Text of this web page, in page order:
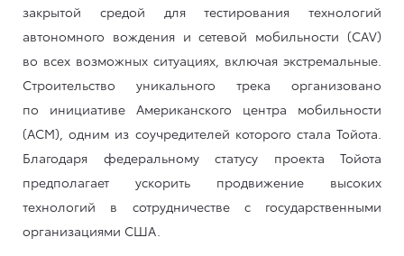
закрытой средой для тестирования технологий
автономного вождения и сетевой мобильности (CAV)
во всех возможных ситуациях, включая экстремальные.
Строительство уникального трека организовано
по инициативе Американского центра мобильности
(ACM), одним из соучредителей которого стала Тойота.
Благодаря федеральному статусу проекта Тойота
предполагает ускорить продвижение высоких
технологий в сотрудничестве с государственными
организациями США.